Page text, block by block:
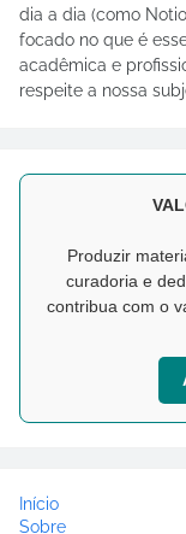
dia a dia (como
focado no que é
acadêmica e
respeite a nossa
Produzir
curadoria e
contribua com o
Início
Sobre